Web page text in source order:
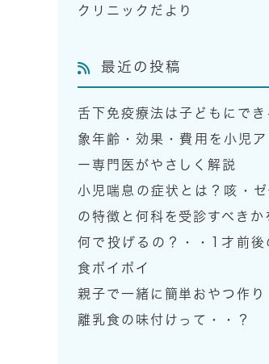
クリニックだより
最近の投稿
舌下免疫療法は子どもにでき
象年齢・効果・費用を小児ア
ー専門医がやさしく解説
小児喘息の症状とは？咳・ゼ
の特徴と何科を受診すべきか
何で投げるの？・・1才前後
食ポイポイ
親子で一緒に簡単おやつ作り
離乳食の味付けって・・？